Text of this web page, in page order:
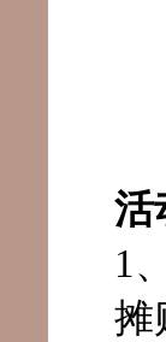
活
1
摊